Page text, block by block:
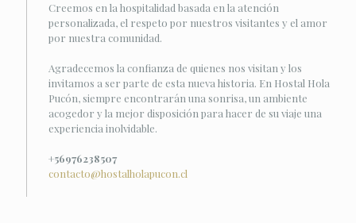
Creemos en la hospitalidad basada en la atención
personalizada, el respeto por nuestros visitantes y el amor
por nuestra comunidad.
Agradecemos la confianza de quienes nos visitan y los
invitamos a ser parte de esta nueva historia. En Hostal Hola
Pucón, siempre encontrarán una sonrisa, un ambiente
acogedor y la mejor disposición para hacer de su viaje una
experiencia inolvidable.
+56976238507
contacto@hostalholapucon.cl